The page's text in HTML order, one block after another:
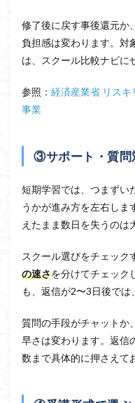
修了後に戻す事後還元か
負担感は変わります。対
は、スクール比較ナビに
参照： 経済産業省 リス
事業
③サポート・質問
短期学習では、つまずい
うかが進み方を左右しま
えたまま数日を失うのは
スクール選びをチェック
の速さを分けてチェック
も、返信が2〜3日後では
質問の手段がチャットか
早さは変わります。返信
数まで具体的に押さえて